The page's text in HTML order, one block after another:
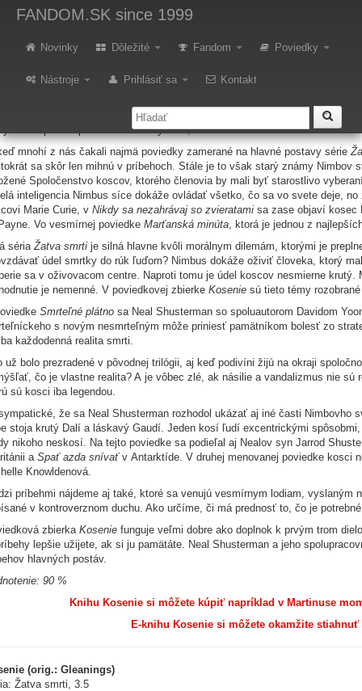
FANDOM.SK since 1999
Novinky Dôležité Fandom Poviedky
Nástroje Prihlásiť sa Kontakt
– Neal Shusterman:
Shusterman v spolupráci s ďalšími talentovanými autormi odhaľuje
od Neala Shustermana je príjemným návratom do
nás napríklad privíta báseňPrvý úder, ktorú zložila Nealova dcéra Joelle
mnohí z nás čakali najmä poviedky zamerané na hlavné postavy série
sa skôr len mihnú v príbehoch. Stále je to však starý známy
Spoločenstvo koscov, ktorého členovia by mali byť starostlivo
inteligencia Nimbus síce dokáže ovládať všetko, čo sa vo svete deje,
Marie Curie, v Nikdy sa nezahrávaj so zvieratami sa zase objaví kosec
Vo vesmírnej poviedke Marťanská minúta, ktorá je jednou z
sériaŽatva smrti je silná hlavne kvôli morálnym dilemám, ktorými je
údel smrtky do rúk ľuďom? Nimbus dokáže oživiť človeka, ktorý
sa v oživovacom centre. Naproti tomu je údel koscov nesmierne
je nemenné. V poviedkovej zbierke Kosenie sú tieto témy
Smrteľné plátno sa Neal Shusterman so spoluautorom Davidom
s novým nesmrteľným môže priniesť pamätníkom bolesť zo
každodenná realita smrti.
už bolo prezradené v pôvodnej trilógii, aj keď podivíni žijú na okraji
čo je vlastne realita? A je vôbec zlé, ak násilie a vandalizmus nie sú
sú kosci iba legendou.
že sa Neal Shusterman rozhodol ukázať aj iné časti Nimbovho
stoja krutý Dalí a láskavý Gaudí. Jeden kosí ľudí excentrickými
nikoho neskosí. Na tejto poviedke sa podieľal aj Nealov syn Jarrod
a Spať azda snívaťv Antarktíde. V druhej menovanej poviedke kosci
Knowldenová.
príbehmi nájdeme aj také, ktoré sa venujú vesmírnym lodiam, vyslaným
v kontroverznom duchu. Ako určíme, či má prednosť to, čo je
zbierkaKosenie funguje veľmi dobre ako doplnok k prvým trom
lepšie užijete, ak si ju pamätáte. Neal Shusterman a jeho
hlavných postáv.
90 %
Knihu Kosenie si môžete kúpiť napríklad v Martinuse
E-knihu Kosenie si môžete okamžite
(orig.: Gleanings)
Žatva smrti, 3.5